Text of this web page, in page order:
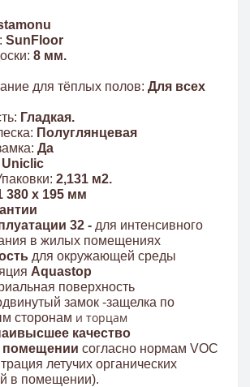
SunFloor
8 мм.
для тёплых полов: Для всех
Гладкая.
Полуглянцевая
Да
Uniclic
2,131 м2.
380 x 195 мм
32 - для интенсивного
в жилых помещениях
для окружающей среды
Aquastop
поверхность
замок -защелка по
сторонам и торцам
качество
помещении согласно нормам VOC
летучих органических
в помещении).